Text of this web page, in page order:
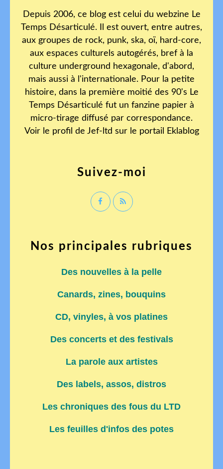
Depuis 2006, ce blog est celui du webzine Le
Temps Désarticulé. Il est ouvert, entre autres,
aux groupes de rock, punk, ska, oï, hard-core,
aux espaces culturels autogérés, bref à la
culture underground hexagonale, d'abord,
mais aussi à l'internationale. Pour la petite
histoire, dans la première moitié des 90's Le
Temps Désarticulé fut un fanzine papier à
micro-tirage diffusé par correspondance.
Voir le profil de Jef-ltd sur le portail Eklablog
Suivez-moi
Nos principales rubriques
Des nouvelles à la pelle
Canards, zines, bouquins
CD, vinyles, à vos platines
Des concerts et des festivals
La parole aux artistes
Des labels, assos, distros
Les chroniques des fous du LTD
Les feuilles d'infos des potes